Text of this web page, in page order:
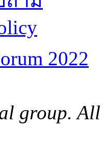
2022
group. All